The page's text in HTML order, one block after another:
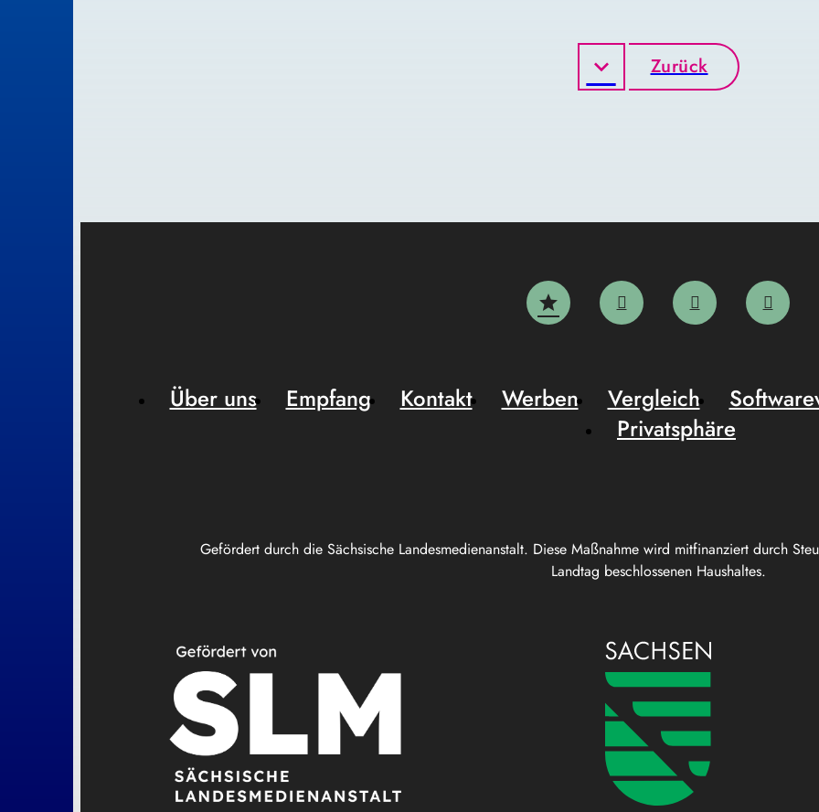
Zurück
Gefördert durch die Sächsische Landesmedienanstalt. Diese Maßnahme wird mitfinanziert durch
Landtag beschlossenen Haushaltes.
Über uns Empfang Kontakt Werben Vergleich
Privatsphäre